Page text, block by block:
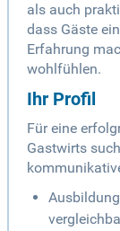
als auch
dass Gäste
Erfahrung
wohlfühlen.
Ihr Profil
Für eine
Gastwirts